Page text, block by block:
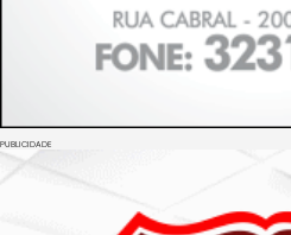
PUBLICIDADE